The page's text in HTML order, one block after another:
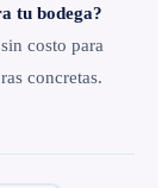
tu bodega?
costo para
concretas.